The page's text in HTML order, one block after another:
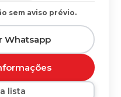
sem aviso prévio.
Whatsapp
lista